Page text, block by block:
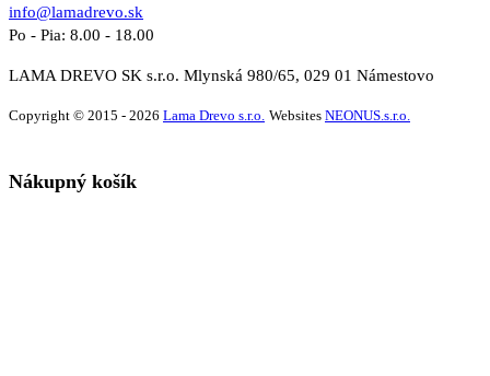
info@lamadrevo.sk
Po - Pia: 8.00 - 18.00
LAMA DREVO SK s.r.o. Mlynská 980/65, 029 01 Námestovo
Copyright © 2015 - 2026 Lama Drevo s.r.o. Websites NEONUS.s.r.o.
Nákupný košík